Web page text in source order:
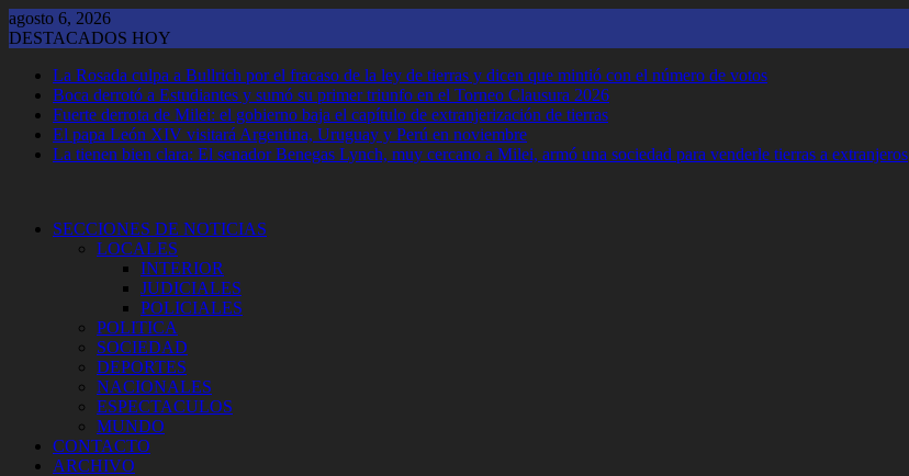
Saltar
al
agosto 6, 2026
DESTACADOS HOY
La Rosada culpa a Bullrich por el fracaso de la ley de tierras y dicen que mintió con el número de votos
Boca derrotó a Estudiantes y sumó su primer triunfo en el Torneo Clausura 2026
Fuerte derrota de Milei: el gobierno baja el capítulo de extranjerización de tierras
El papa León XIV visitará Argentina, Uruguay y Perú en noviembre
La tienen bien clara: El senador Benegas Lynch, muy cercano a Milei, armó una sociedad para venderle tierras a extranjeros
SECCIONES DE NOTICIAS
LOCALES
INTERIOR
JUDICIALES
POLICIALES
POLITICA
SOCIEDAD
DEPORTES
NACIONALES
ESPECTACULOS
MUNDO
CONTACTO
ARCHIVO